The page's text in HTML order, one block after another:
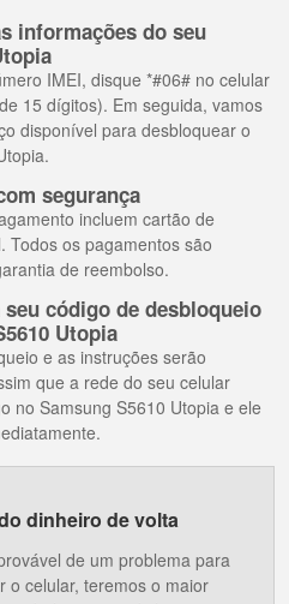
informações do seu
IMEI, disque *#06# no celular
15 dígitos). Em seguida, vamos
disponível para desbloquear o
segurança
incluem cartão de
Todos os pagamentos são
de reembolso.
seu código de desbloqueio
Utopia
e as instruções serão
que a rede do seu celular
no Samsung S5610 Utopia e ele
dinheiro de volta
de um problema para
o celular, teremos o maior